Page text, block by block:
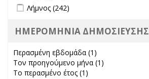
Apply Λήμνος filter
Λήμνος (242)
ΗΜΕΡΟΜΗΝΙΑ ΔΗΜΟΣΙΕΥΣΗΣ
Περασμένη εβδομάδα (1)
Τον προηγούμενο μήνα (1)
Το περασμένο έτος (1)